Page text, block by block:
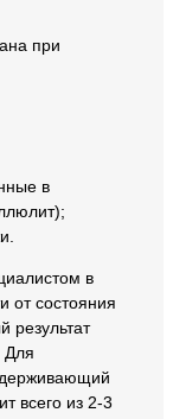
при
в
в
от состояния
результат
Для
всего из 2-3